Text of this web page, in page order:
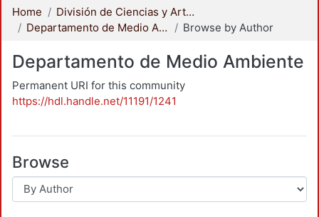
Home
División de Ciencias y Artes para el Diseño
Departamento de Medio Ambiente
Browse by Author
Departamento de Medio Ambiente
Permanent URI for this community
https://hdl.handle.net/11191/1241
Browse